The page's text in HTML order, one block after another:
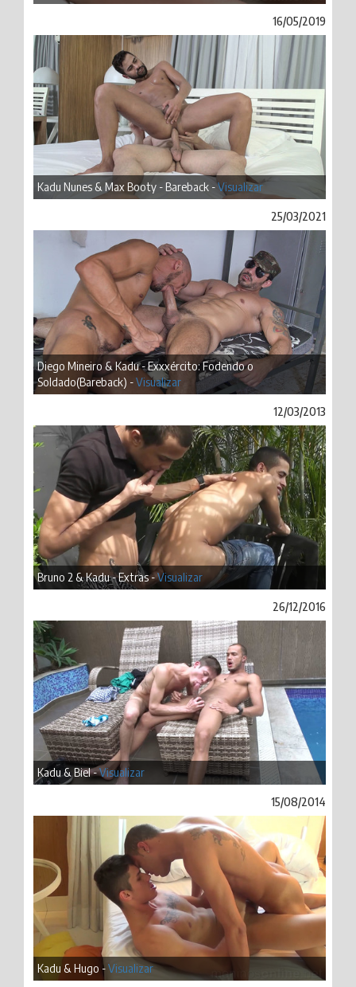
16/05/2019
Kadu Nunes & Max Booty - Bareback -Visualizar
25/03/2021
Diego Mineiro & Kadu - Exxxército: Fodendo o
Soldado(Bareback) -Visualizar
12/03/2013
Bruno 2 & Kadu - Extras -Visualizar
26/12/2016
Kadu & Biel -Visualizar
15/08/2014
Kadu & Hugo -Visualizar